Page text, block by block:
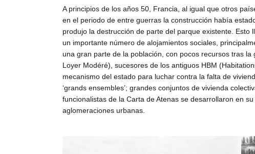
A principios de los años 50, Francia, al igual que otros
en el periodo de entre guerras la construcción había
produjo la destrucción de parte del parque existente.
un importante número de alojamientos sociales,
una gran parte de la población, con pocos recursos tras
Loyer Modéré), sucesores de los antiguos HBM
mecanismo del estado para luchar contra la falta de
‘grands ensembles’; grandes conjuntos de vivienda
funcionalistas de la Carta de Atenas se desarrollaron en
aglomeraciones urbanas.